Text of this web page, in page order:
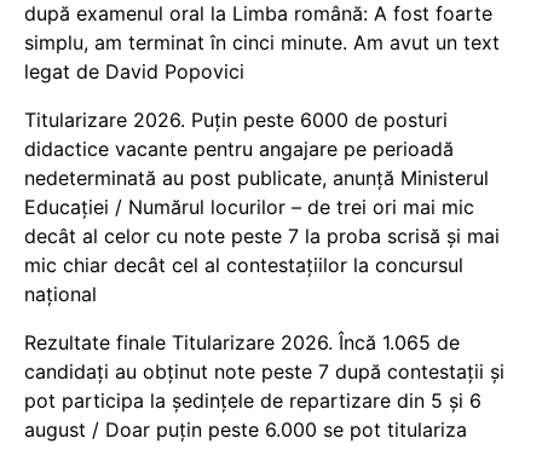
după examenul oral la Limba română: A fost foarte
simplu, am terminat în cinci minute. Am avut un text
legat de David Popovici
Titularizare 2026. Puțin peste 6000 de posturi
didactice vacante pentru angajare pe perioadă
nedeterminată au post publicate, anunță Ministerul
Educației / Numărul locurilor – de trei ori mai mic
decât al celor cu note peste 7 la proba scrisă și mai
mic chiar decât cel al contestațiilor la concursul
național
Rezultate finale Titularizare 2026. Încă 1.065 de
candidați au obținut note peste 7 după contestații și
pot participa la ședințele de repartizare din 5 și 6
august / Doar puțin peste 6.000 se pot titulariza